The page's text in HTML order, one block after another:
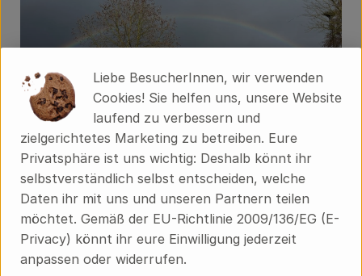
Wir ziehen um 🚚
20.5.2026 Ab dem 1. Juni 2026 zieht unser
Brodowiner Lieferservice vom Standort Eberswalde
direkt auf den Hof – ins ehemalige Meiereigebäude
in Brodowin. Was das bedeutet und was ihr wissen
Liebe BesucherInnen, wir verwenden
Cookies! Sie helfen uns, unsere Website
laufend zu verbessern und
zielgerichtetes Marketing zu betreiben. Eure
Privatsphäre ist uns wichtig: Deshalb könnt ihr
selbstverständlich selbst entscheiden, welche
Daten ihr mit uns und unseren Partnern teilen
möchtet. Gemäß der EU-Richtlinie 2009/136/EG (E-
Privacy) könnt ihr eure Einwilligung jederzeit
anpassen oder widerrufen.